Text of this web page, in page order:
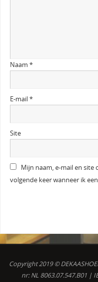
Naam *
E-mail*
Site
Mijn naam, e-mail en site
volgende keer wanneer ik
Copyright 2019 ©
nr: NL 8063.07.547.B01 |